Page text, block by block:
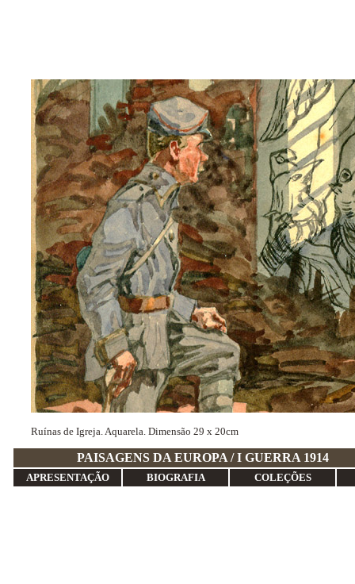
Ruínas de Igreja. Aquarela. Dimensão 29 x 20cm
PAISAGENS DA EUROPA / I
APRESENTAÇÃO BIOGRAFIA COLEÇÕES